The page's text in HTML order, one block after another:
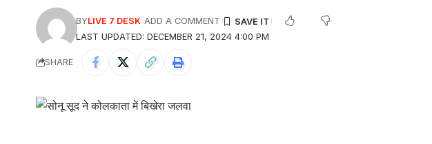
LAST UPDATED: DECEMBER 21, 2024 4:00 PM
BYLIVE 7 DESK ADD A COMMENT
SHARE